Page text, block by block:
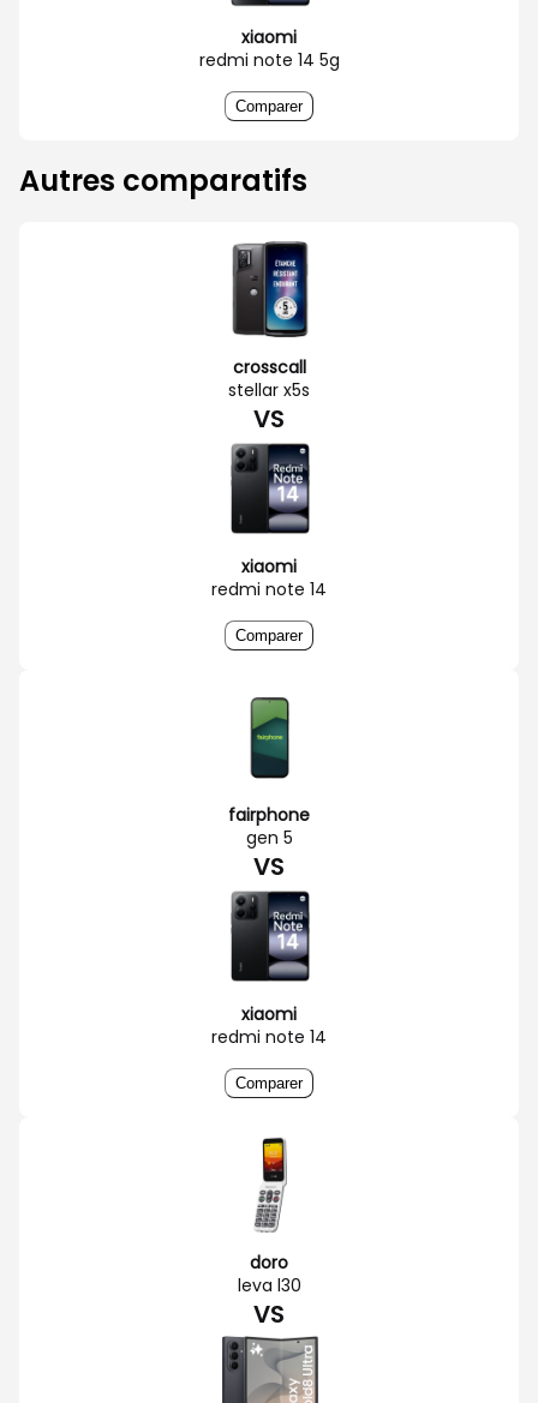
xiaomi
redmi note 14 5g
Comparer
Autres comparatifs
crosscall
stellar x5s
VS
xiaomi
redmi note 14
Comparer
fairphone
gen 5
VS
xiaomi
redmi note 14
Comparer
doro
leva l30
VS